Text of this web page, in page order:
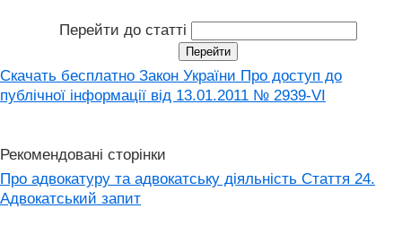
Перейти до статті
Скачать бесплатно Закон України Про доступ до
публічної інформації вiд 13.01.2011 № 2939-VI
Рекомендовані сторінки
Про адвокатуру та адвокатську діяльність Стаття 24.
Адвокатський запит